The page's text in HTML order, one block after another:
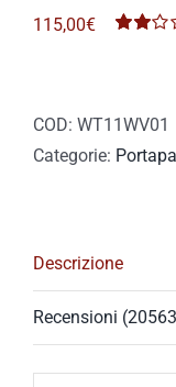
115,00€
base
di
COD: WT11WV01
Categorie:
Descrizione
Recensioni